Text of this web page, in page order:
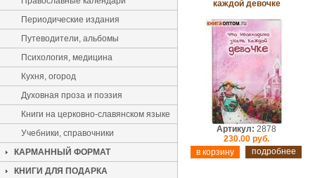
Периодические издания
Путеводители, альбомы
Психология, медицина
Кухня, огород
Духовная проза и поэзия
Книги на церковно-славянском языке
Учебники, справочники
КАРМАННЫЙ ФОРМАТ
КНИГИ ДЛЯ ПОДАРКА
каждой девочке
Артикул: 2878
230.00 руб.
подробнее